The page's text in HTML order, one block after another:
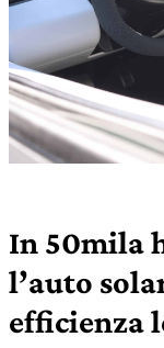
In 50mila
l’auto
efficienza